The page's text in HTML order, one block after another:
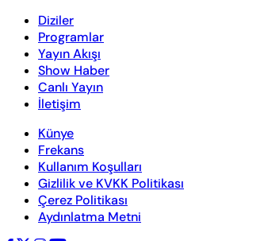
Diziler
Programlar
Yayın Akışı
Show Haber
Canlı Yayın
İletişim
Künye
Frekans
Kullanım Koşulları
Gizlilik ve KVKK Politikası
Çerez Politikası
Aydınlatma Metni